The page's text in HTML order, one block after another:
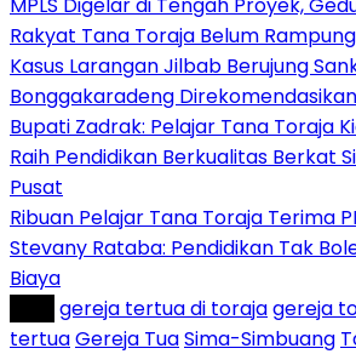
Rakyat Tana Toraja Belum Rampung
Kasus Larangan Jilbab Berujung
Bonggakaradeng
Bupati Zadrak: Pelajar Tana Toraja
Raih Pendidikan Berkualitas Berkat
Pusat
Ribuan Pelajar Tana Toraja Terima
Stevany Rataba: Pendidikan Tak
Biaya
gereja tertua di torajagereja
tertuaGereja TuaSima-Simbuang